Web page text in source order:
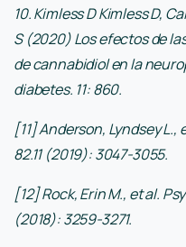
10. Kimless D Kimless D,
S (2020) Los efectos de
de cannabidiol en la
diabetes. 11: 860.
[11] Anderson, Lyndsey
82.11 (2019): 3047-3055.
[12] Rock, Erin M., et al.
(2018): 3259-3271.